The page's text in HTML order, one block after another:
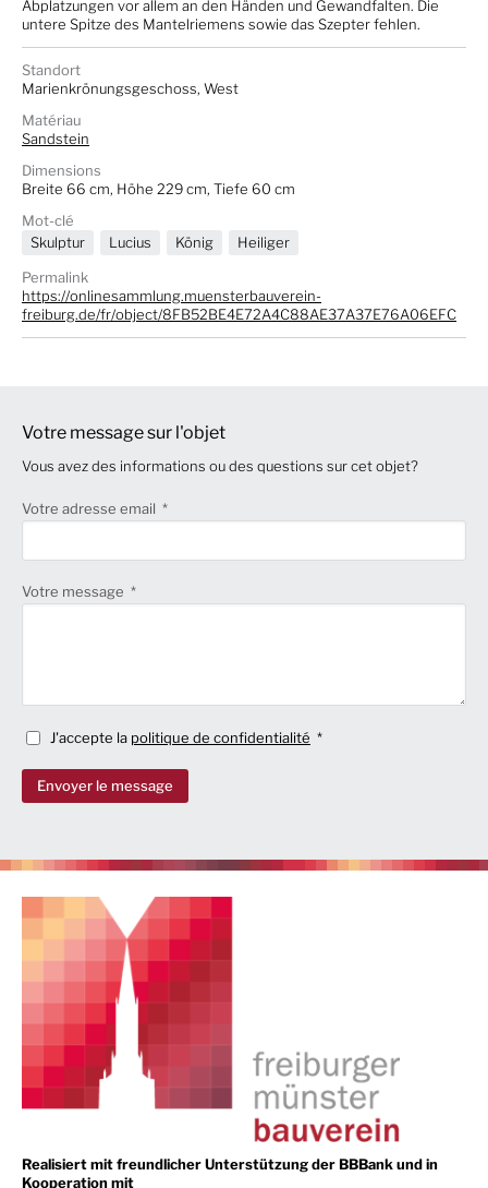
Abplatzungen vor allem an den Händen und Gewandfalten. Die
untere Spitze des Mantelriemens sowie das Szepter fehlen.
Standort
Marienkrönungsgeschoss, West
Matériau
Sandstein
Dimensions
Breite 66 cm, Höhe 229 cm, Tiefe 60 cm
Mot-clé
Skulptur
Lucius König
Heiliger
Permalink
https://onlinesammlung.muensterbauverein-
freiburg.de/fr/object/8FB52BE4E72A4C88AE37A37E76A06EFC
Votre message sur l'objet
Vous avez des informations ou des questions sur cet objet?
Votre adresse email
Votre message
J'accepte la politique de confidentialité
Envoyer le message
Realisiert mit freundlicher Unterstützung der BBBank und in
Kooperation mit